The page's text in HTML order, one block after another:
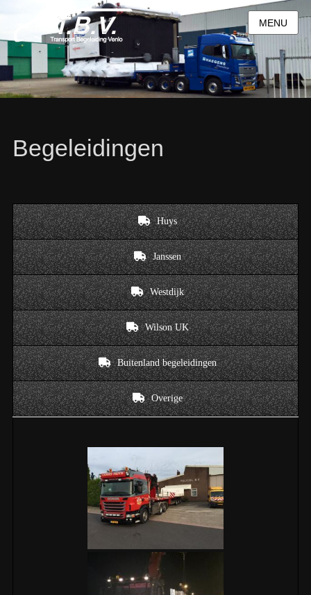
MENU
Begeleidingen
Huys
Janssen
Westdijk
Wilson UK
Buitenland begeleidingen
Overige